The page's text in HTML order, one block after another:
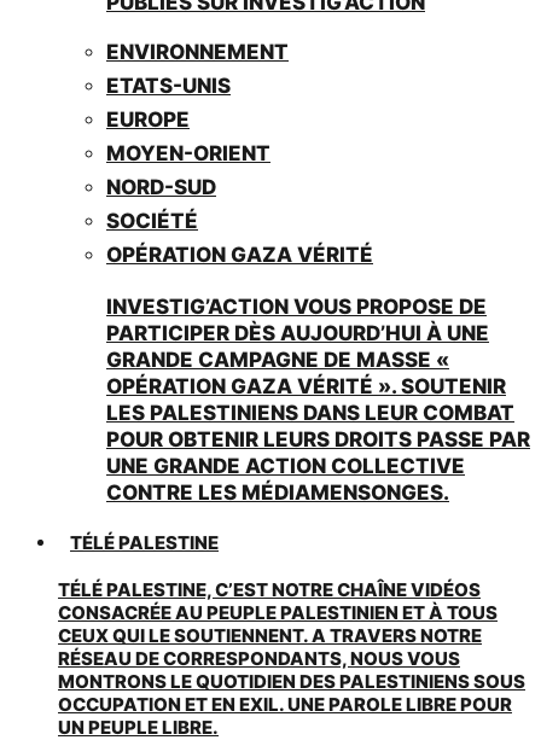
ENVIRONNEMENT
ETATS-UNIS
EUROPE
MOYEN-ORIENT
NORD-SUD
SOCIÉTÉ
OPÉRATION GAZA VÉRITÉ
INVESTIG’ACTION VOUS PROPOSE DE
PARTICIPER DÈS AUJOURD’HUI À UNE
GRANDE CAMPAGNE DE MASSE «
OPÉRATION GAZA VÉRITÉ ». SOUTENIR
LES PALESTINIENS DANS LEUR COMBAT
POUR OBTENIR LEURS DROITS PASSE PAR
UNE GRANDE ACTION COLLECTIVE
CONTRE LES MÉDIAMENSONGES.
TÉLÉ PALESTINE
TÉLÉ PALESTINE, C’EST NOTRE CHAÎNE VIDÉOS
CONSACRÉE AU PEUPLE PALESTINIEN ET À TOUS
CEUX QUI LE SOUTIENNENT. A TRAVERS NOTRE
RÉSEAU DE CORRESPONDANTS, NOUS VOUS
MONTRONS LE QUOTIDIEN DES PALESTINIENS SOUS
OCCUPATION ET EN EXIL. UNE PAROLE LIBRE POUR
UN PEUPLE LIBRE.